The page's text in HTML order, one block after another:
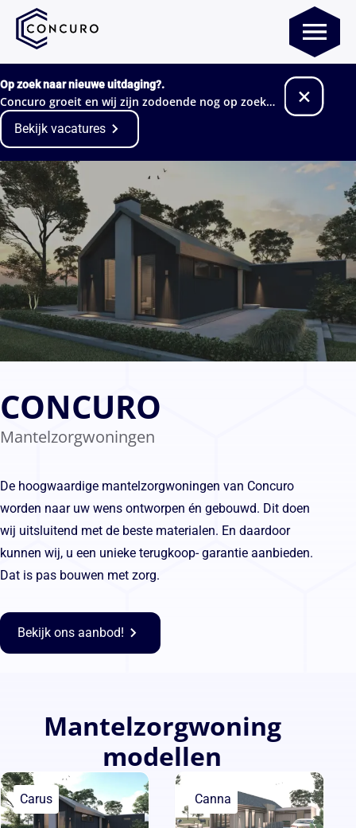
Op zoek naar nieuwe uitdaging?.
Concuro groeit en wij zijn zodoende nog op zoek
naar nieuwe collega's!
Bekijk vacatures
CONCURO
Mantelzorgwoningen
De hoogwaardige mantelzorgwoningen van Concuro
worden naar uw wens ontworpen én gebouwd. Dit doen
wij uitsluitend met de beste materialen. En daardoor
kunnen wij, u een unieke terugkoop- garantie aanbieden.
Dat is pas bouwen met zorg.
Bekijk ons aanbod!
Mantelzorgwoning
modellen
Carus Canna